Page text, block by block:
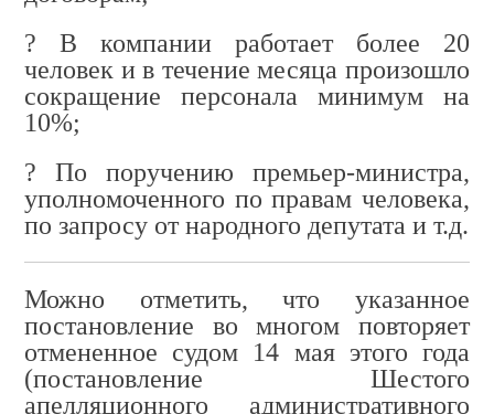
? В компании работает более 20
человек и в течение месяца произошло
сокращение персонала минимум на
10%;
? По поручению премьер-министра,
уполномоченного по правам человека,
по запросу от народного депутата и т.д.
Можно отметить, что указанное
постановление во многом повторяет
отмененное судом 14 мая этого года
(постановление Шестого
апелляционного административного